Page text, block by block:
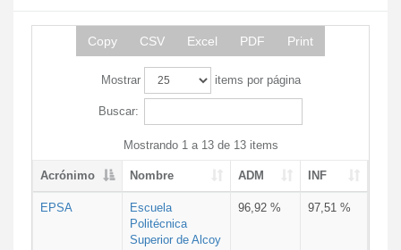
Copy CSV Excel PDF Print
Mostrar items por página
Buscar:
Mostrando 1 a 13 de 13 items
Acrónimo Nombre ADM INF
EPSA
Escuela
Politécnica
Superior de Alcoy
96,92 % 97,51 %